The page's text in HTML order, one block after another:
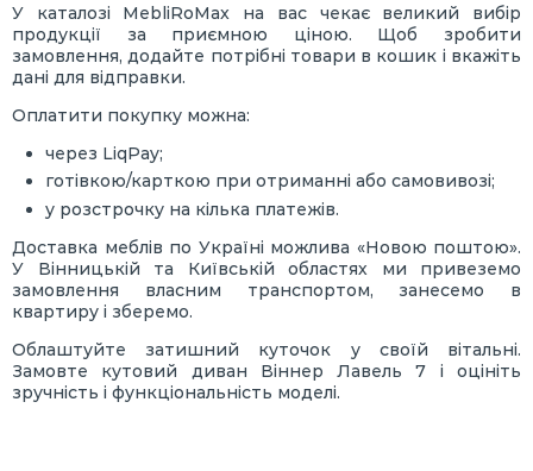
У каталозі MebliRoMax на вас чекає великий вибір
продукції за приємною ціною. Щоб зробити
замовлення, додайте потрібні товари в кошик і вкажіть
дані для відправки.
Оплатити покупку можна:
через LiqPay;
готівкою/карткою при отриманні або самовивозі;
у розстрочку на кілька платежів.
Доставка меблів по Україні можлива «Новою поштою».
У Вінницькій та Київській областях ми привеземо
замовлення власним транспортом, занесемо в
квартиру і зберемо.
Облаштуйте затишний куточок у своїй вітальні.
Замовте кутовий диван Віннер Лавель 7 і оцініть
зручність і функціональність моделі.